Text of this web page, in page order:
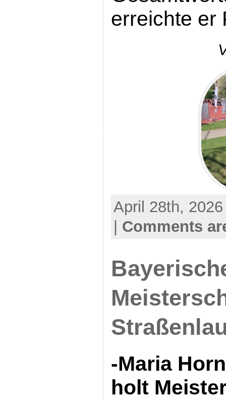
erreichte er
April 28th,
Comments
-Maria
holt